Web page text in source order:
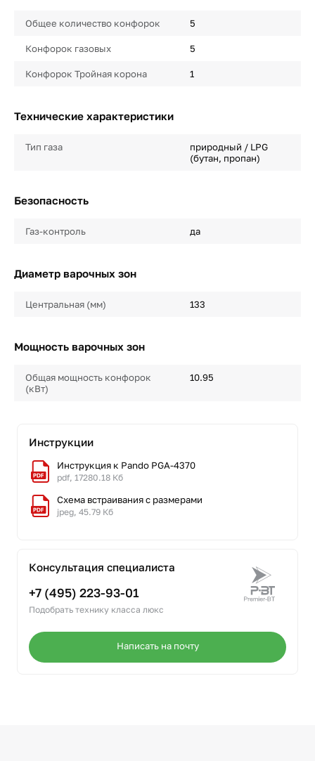
Общее количество конфорок 5
Конфорок газовых 5
Конфорок Тройная корона 1
Технические характеристики
Тип газа
природный / LPG
(бутан, пропан)
Безопасность
Газ-контроль да
Диаметр варочных зон
Центральная (мм) 133
Мощность варочных зон
Общая мощность конфорок
(кВт)
10.95
Инструкции
Инструкция к Pando PGA-4370
pdf, 17280.18 Кб
Схема встраивания с размерами
jpeg, 45.79 Кб
Консультация специалиста
+7 (495) 223-93-01
Подобрать технику класса люкс
Написать на почту